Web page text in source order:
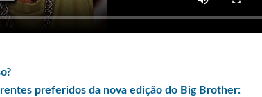
preferidos da nova edição do Big Brother: